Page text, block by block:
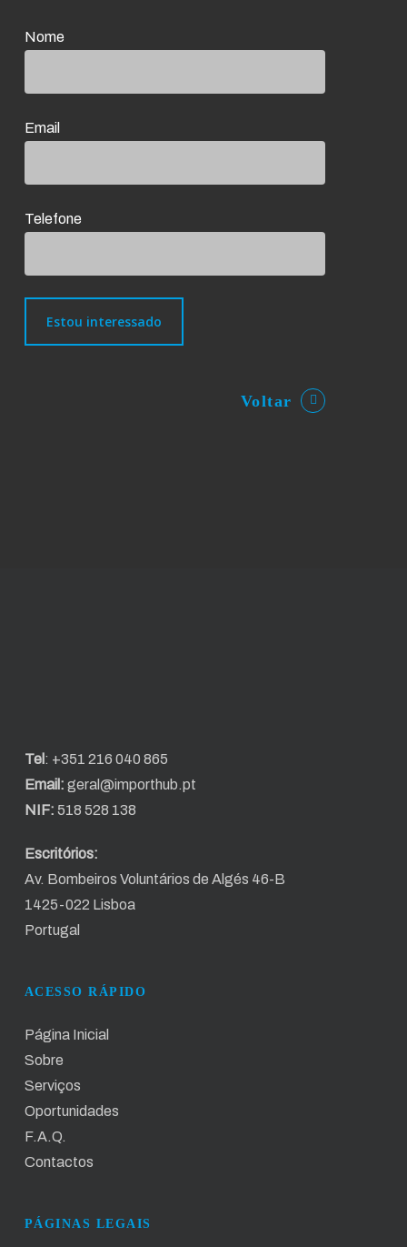
Nome
Email
Telefone
Voltar
Tel : +351 216 040 865
Email: geral@importhub.pt
NIF: 518 528 138
Escritórios:
Av. Bombeiros Voluntários de Algés 46-B
1425-022 Lisboa
Portugal
ACESSO RÁPIDO
Página Inicial
Sobre
Serviços
Oportunidades
F.A.Q.
Contactos
PÁGINAS LEGAIS